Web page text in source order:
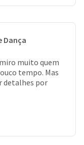
Dança
muito quem
tempo. Mas
detalhes por